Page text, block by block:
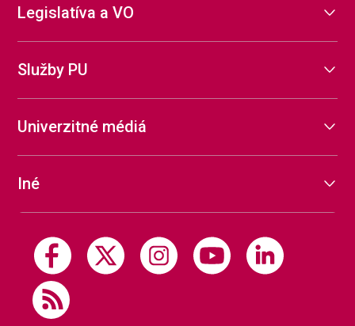
Legislatíva a VO
Služby PU
Univerzitné médiá
Iné